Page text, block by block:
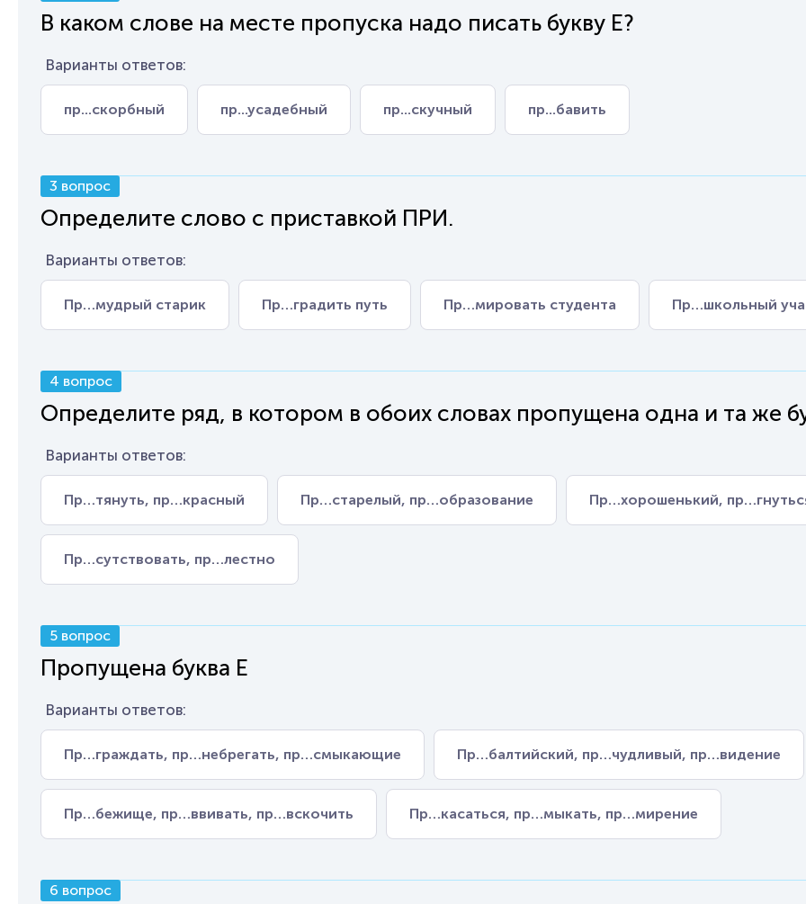
В каком слове на месте пропуска надо писать букву Е?
Варианты ответов:
пр...скорбный пр...усадебный пр...скучный пр...бавить
3 вопрос
Определите слово с приставкой ПРИ.
Варианты ответов:
Пр…мудрый старик Пр…градить путь Пр…мировать студента Пр…школьный
4 вопрос
Определите ряд, в котором в обоих словах пропущена одна и та же
Варианты ответов:
Пр…тянуть, пр…красный Пр…старелый, пр…образование Пр…хорошенький,
Пр…сутствовать, пр…лестно
5 вопрос
Пропущена буква Е
Варианты ответов:
Пр…граждать, пр…небрегать, пр…смыкающие Пр…балтийский, пр…чудливый, пр…видение
Пр…бежище, пр…ввивать, пр…вскочить Пр…касаться, пр…мыкать, пр…мирение
6 вопрос